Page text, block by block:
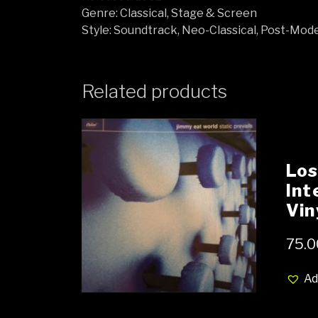
Genre: Classical, Stage & Screen
Style: Soundtrack, Neo-Classical, Post-
Related products